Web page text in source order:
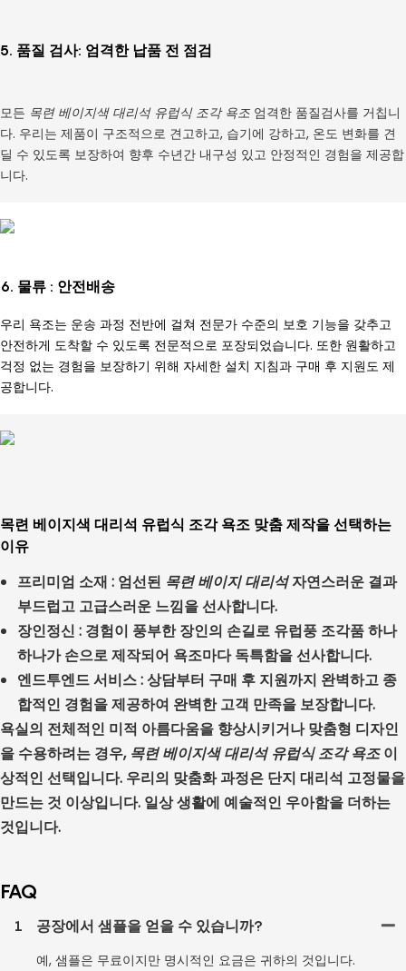
5. 품질 검사: 엄격한 납품 전 점검
모든 목련 베이지색 대리석 유럽식 조각 욕조 엄격한 품질검사를 거칩니
다. 우리는 제품이 구조적으로 견고하고, 습기에 강하고, 온도 변화를 견
딜 수 있도록 보장하여 향후 수년간 내구성 있고 안정적인 경험을 제공합
니다.
6. 물류 : 안전배송
우리 욕조는 운송 과정 전반에 걸쳐 전문가 수준의 보호 기능을 갖추고
안전하게 도착할 수 있도록 전문적으로 포장되었습니다. 또한 원활하고
걱정 없는 경험을 보장하기 위해 자세한 설치 지침과 구매 후 지원도 제
공합니다.
목련 베이지색 대리석 유럽식 조각 욕조 맞춤 제작을 선택하는
이유
프리미엄 소재: 엄선된 목련 베이지 대리석자연스러운 결과
부드럽고 고급스러운 느낌을 선사합니다.
장인정신: 경험이 풍부한 장인의 손길로 유럽풍 조각품 하나
하나가 손으로 제작되어 욕조마다 독특함을 선사합니다.
엔드투엔드 서비스: 상담부터 구매 후 지원까지 완벽하고 종
합적인 경험을 제공하여 완벽한 고객 만족을 보장합니다.
욕실의 전체적인 미적 아름다움을 향상시키거나 맞춤형 디자인
을 수용하려는 경우, 목련 베이지색 대리석 유럽식 조각 욕조이
상적인 선택입니다. 우리의 맞춤화 과정은 단지 대리석 고정물을
만드는 것 이상입니다. 일상 생활에 예술적인 우아함을 더하는
것입니다.
FAQ
1
공장에서 샘플을 얻을 수 있습니까?
예, 샘플은 무료이지만 명시적인 요금은 귀하의 것입니다.